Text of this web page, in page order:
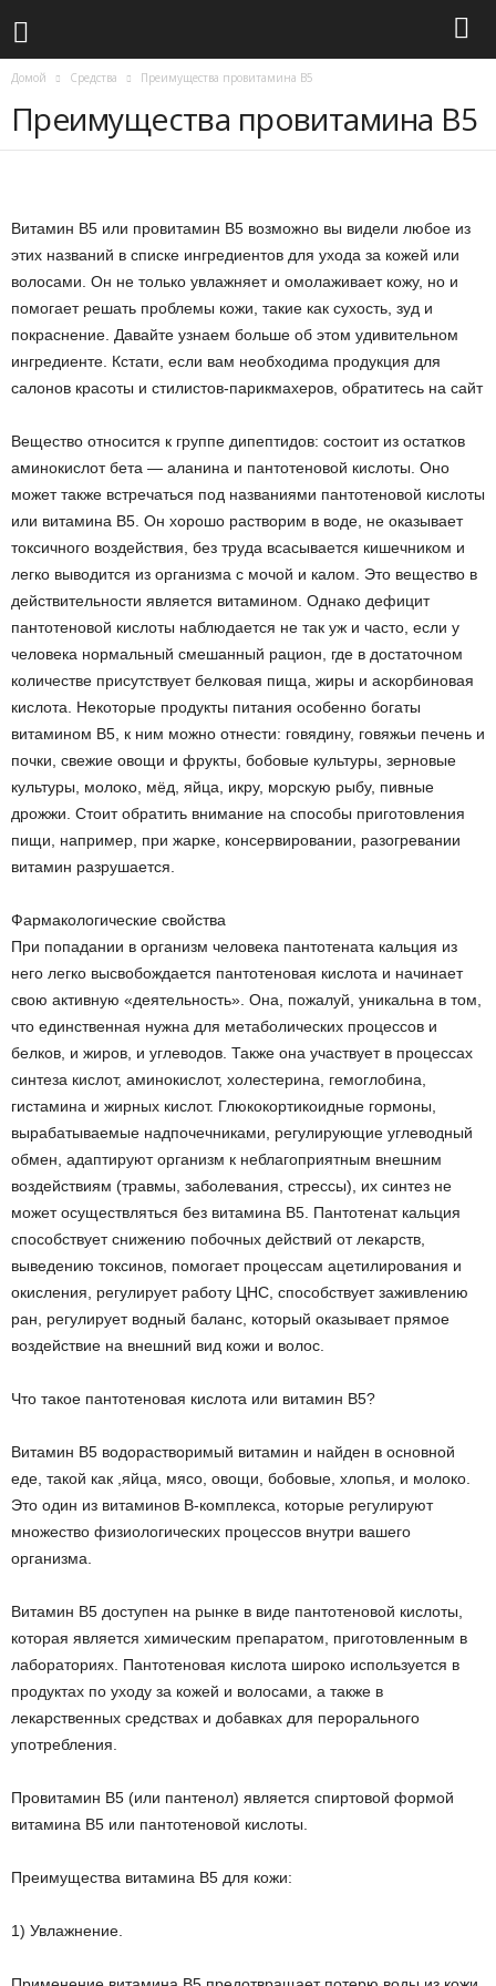
Домой Средства Преимущества провитамина В5
Преимущества провитамина В5
Витамин В5 или провитамин В5 возможно вы видели любое из
этих названий в списке ингредиентов для ухода за кожей или
волосами. Он не только увлажняет и омолаживает кожу, но и
помогает решать проблемы кожи, такие как сухость, зуд и
покраснение. Давайте узнаем больше об этом удивительном
ингредиенте. Кстати, если вам необходима продукция для
салонов красоты и стилистов-парикмахеров, обратитесь на сайт
Вещество относится к группе дипептидов: состоит из остатков
аминокислот бета — аланина и пантотеновой кислоты. Оно
может также встречаться под названиями пантотеновой кислоты
или витамина В5. Он хорошо растворим в воде, не оказывает
токсичного воздействия, без труда всасывается кишечником и
легко выводится из организма с мочой и калом. Это вещество в
действительности является витамином. Однако дефицит
пантотеновой кислоты наблюдается не так уж и часто, если у
человека нормальный смешанный рацион, где в достаточном
количестве присутствует белковая пища, жиры и аскорбиновая
кислота. Некоторые продукты питания особенно богаты
витамином B5, к ним можно отнести: говядину, говяжьи печень и
почки, свежие овощи и фрукты, бобовые культуры, зерновые
культуры, молоко, мёд, яйца, икру, морскую рыбу, пивные
дрожжи. Стоит обратить внимание на способы приготовления
пищи, например, при жарке, консервировании, разогревании
витамин разрушается.
Фармакологические свойства
При попадании в организм человека пантотената кальция из
него легко высвобождается пантотеновая кислота и начинает
свою активную «деятельность». Она, пожалуй, уникальна в том,
что единственная нужна для метаболических процессов и
белков, и жиров, и углеводов. Также она участвует в процессах
синтеза кислот, аминокислот, холестерина, гемоглобина,
гистамина и жирных кислот. Глюкокортикоидные гормоны,
вырабатываемые надпочечниками, регулирующие углеводный
обмен, адаптируют организм к неблагоприятным внешним
воздействиям (травмы, заболевания, стрессы), их синтез не
может осуществляться без витамина B5. Пантотенат кальция
способствует снижению побочных действий от лекарств,
выведению токсинов, помогает процессам ацетилирования и
окисления, регулирует работу ЦНС, способствует заживлению
ран, регулирует водный баланс, который оказывает прямое
воздействие на внешний вид кожи и волос.
Что такое пантотеновая кислота или витамин В5?
Витамин В5 водорастворимый витамин и найден в основной
еде, такой как ,яйца, мясо, овощи, бобовые, хлопья, и молоко.
Это один из витаминов B-комплекса, которые регулируют
множество физиологических процессов внутри вашего
организма.
Витамин B5 доступен на рынке в виде пантотеновой кислоты,
которая является химическим препаратом, приготовленным в
лабораториях. Пантотеновая кислота широко используется в
продуктах по уходу за кожей и волосами, а также в
лекарственных средствах и добавках для перорального
употребления.
Провитамин В5 (или пантенол) является спиртовой формой
витамина В5 или пантотеновой кислоты.
Преимущества витамина В5 для кожи:
1) Увлажнение.